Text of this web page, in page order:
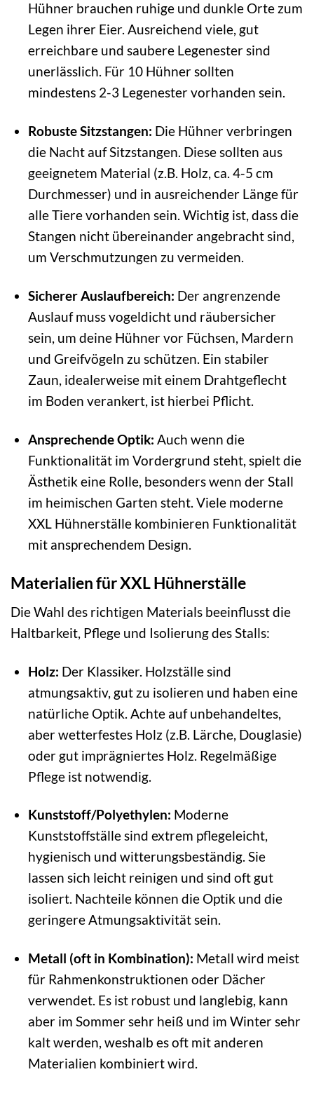
Hühner brauchen ruhige und dunkle Orte zum
Legen ihrer Eier. Ausreichend viele, gut
erreichbare und saubere Legenester sind
unerlässlich. Für 10 Hühner sollten
mindestens 2-3 Legenester vorhanden sein.
Robuste Sitzstangen: Die Hühner verbringen
die Nacht auf Sitzstangen. Diese sollten aus
geeignetem Material (z.B. Holz, ca. 4-5 cm
Durchmesser) und in ausreichender Länge für
alle Tiere vorhanden sein. Wichtig ist, dass die
Stangen nicht übereinander angebracht sind,
um Verschmutzungen zu vermeiden.
Sicherer Auslaufbereich: Der angrenzende
Auslauf muss vogeldicht und räubersicher
sein, um deine Hühner vor Füchsen, Mardern
und Greifvögeln zu schützen. Ein stabiler
Zaun, idealerweise mit einem Drahtgeflecht
im Boden verankert, ist hierbei Pflicht.
Ansprechende Optik: Auch wenn die
Funktionalität im Vordergrund steht, spielt die
Ästhetik eine Rolle, besonders wenn der Stall
im heimischen Garten steht. Viele moderne
XXL Hühnerställe kombinieren Funktionalität
mit ansprechendem Design.
Materialien für XXL Hühnerställe
Die Wahl des richtigen Materials beeinflusst die
Haltbarkeit, Pflege und Isolierung des Stalls:
Holz: Der Klassiker. Holzställe sind
atmungsaktiv, gut zu isolieren und haben eine
natürliche Optik. Achte auf unbehandeltes,
aber wetterfestes Holz (z.B. Lärche, Douglasie)
oder gut imprägniertes Holz. Regelmäßige
Pflege ist notwendig.
Kunststoff/Polyethylen: Moderne
Kunststoffställe sind extrem pflegeleicht,
hygienisch und witterungsbeständig. Sie
lassen sich leicht reinigen und sind oft gut
isoliert. Nachteile können die Optik und die
geringere Atmungsaktivität sein.
Metall (oft in Kombination): Metall wird meist
für Rahmenkonstruktionen oder Dächer
verwendet. Es ist robust und langlebig, kann
aber im Sommer sehr heiß und im Winter sehr
kalt werden, weshalb es oft mit anderen
Materialien kombiniert wird.